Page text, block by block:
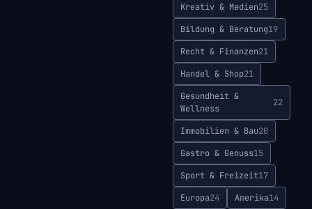
Kreativ & Medien25
Bildung & Beratung19
Recht & Finanzen21
Handel & Shop21
Gesundheit &
Wellness
22
Immobilien & Bau20
Gastro & Genuss15
Sport & Freizeit17
Europa24 Amerika14